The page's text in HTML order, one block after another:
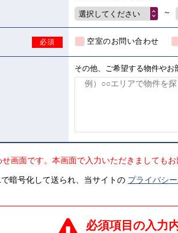
選択してください ～
必須 空室のお問い合わせ
その他、ご希望する物件やお
画面です。本画面で入力いただきましても
暗号化して送られ、当サイトの プライバシ
必須項目の入力